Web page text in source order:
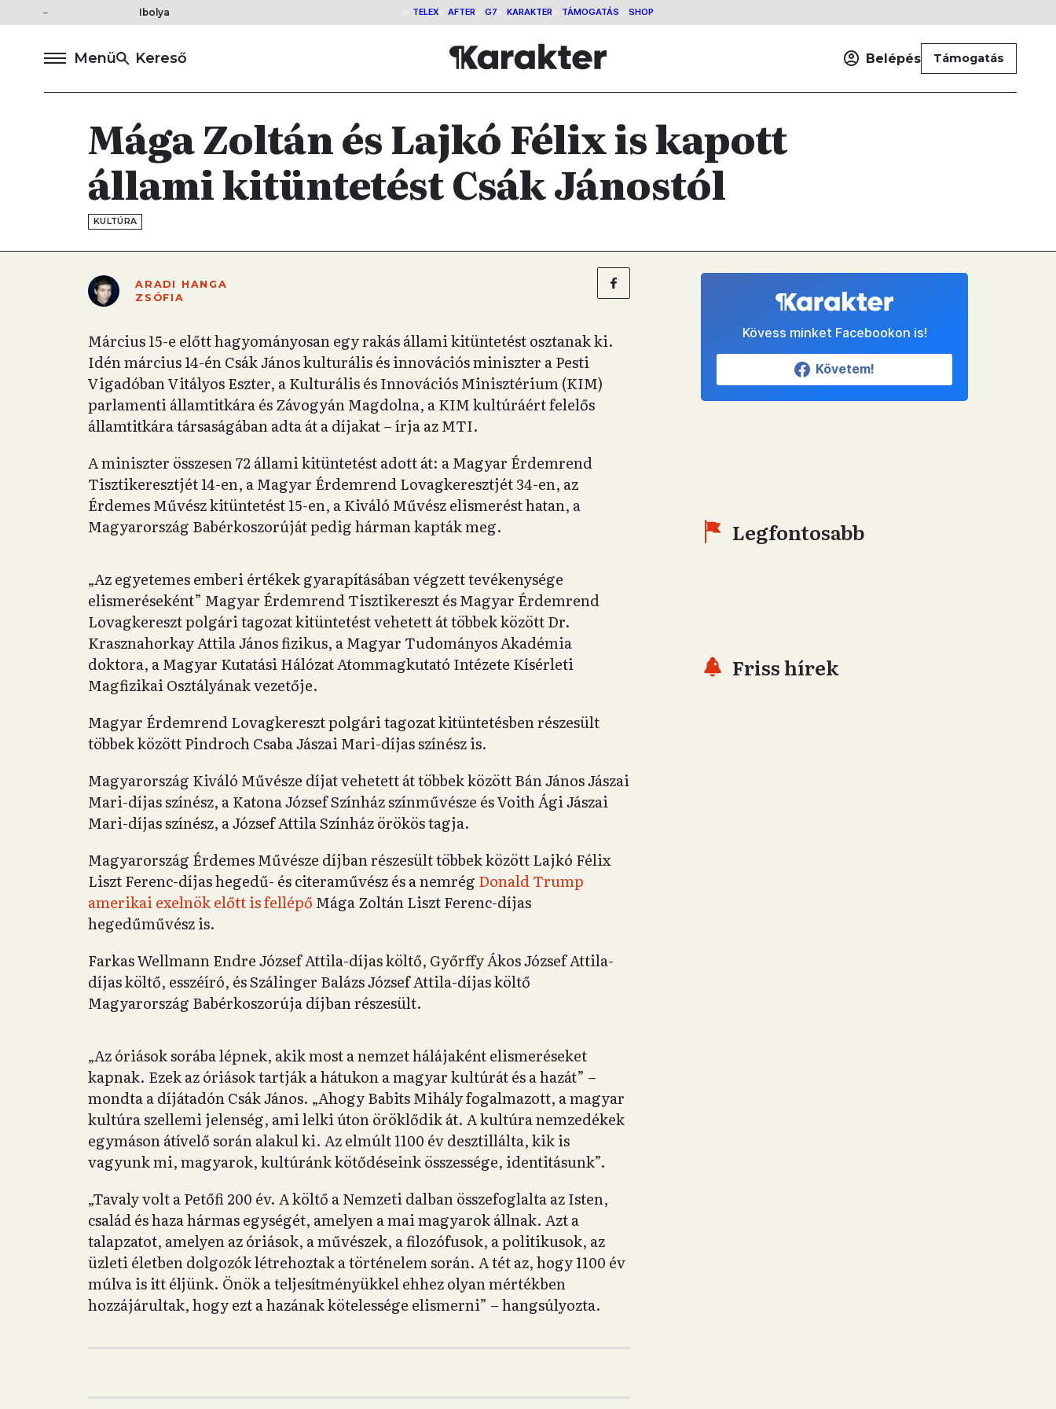
Ibolya TELEX AFTER G7 KARAKTER TÁMOGATÁS SHOP
Menü Kereső Belépés Támogatás
Mága Zoltán és Lajkó Félix is kapott
állami kitüntetést Csák Jánostól
KULTÚRA
ARADI HANGA
ZSÓFIA
Március 15-e előtt hagyományosan egy rakás állami kitüntetést osztanak ki.
Idén március 14-én Csák János kulturális és innovációs miniszter a Pesti
Vigadóban Vitályos Eszter, a Kulturális és Innovációs Minisztérium (KIM)
parlamenti államtitkára és Závogyán Magdolna, a KIM kultúráért felelős
államtitkára társaságában adta át a díjakat – írja az MTI.
A miniszter összesen 72 állami kitüntetést adott át: a Magyar Érdemrend
Tisztikeresztjét 14-en, a Magyar Érdemrend Lovagkeresztjét 34-en, az
Érdemes Művész kitüntetést 15-en, a Kiváló Művész elismerést hatan, a
Magyarország Babérkoszorúját pedig hárman kapták meg.
„Az egyetemes emberi értékek gyarapításában végzett tevékenysége
elismeréseként” Magyar Érdemrend Tisztikereszt és Magyar Érdemrend
Lovagkereszt polgári tagozat kitüntetést vehetett át többek között Dr.
Krasznahorkay Attila János fizikus, a Magyar Tudományos Akadémia
doktora, a Magyar Kutatási Hálózat Atommagkutató Intézete Kísérleti
Magfizikai Osztályának vezetője.
Magyar Érdemrend Lovagkereszt polgári tagozat kitüntetésben részesült
többek között Pindroch Csaba Jászai Mari-díjas színész is.
Magyarország Kiváló Művésze díjat vehetett át többek között Bán János Jászai
Mari-díjas színész, a Katona József Színház színművésze és Voith Ági Jászai
Mari-díjas színész, a József Attila Színház örökös tagja.
Magyarország Érdemes Művésze díjban részesült többek között Lajkó Félix
Liszt Ferenc-díjas hegedű- és citeraművész és a nemrég Donald Trump
amerikai exelnök előtt is fellépő Mága Zoltán Liszt Ferenc-díjas
hegedűművész is.
Farkas Wellmann Endre József Attila-díjas költő, Győrffy Ákos József Attila-
díjas költő, esszéíró, és Szálinger Balázs József Attila-díjas költő
Magyarország Babérkoszorúja díjban részesült.
„Az óriások sorába lépnek, akik most a nemzet hálájaként elismeréseket
kapnak. Ezek az óriások tartják a hátukon a magyar kultúrát és a hazát” –
mondta a díjátadón Csák János. „Ahogy Babits Mihály fogalmazott, a magyar
kultúra szellemi jelenség, ami lelki úton öröklődik át. A kultúra nemzedékek
egymáson átívelő során alakul ki. Az elmúlt 1100 év desztillálta, kik is
vagyunk mi, magyarok, kultúránk kötődéseink összessége, identitásunk”.
„Tavaly volt a Petőfi 200 év. A költő a Nemzeti dalban összefoglalta az Isten,
család és haza hármas egységét, amelyen a mai magyarok állnak. Azt a
talapzatot, amelyen az óriások, a művészek, a filozófusok, a politikusok, az
üzleti életben dolgozók létrehoztak a történelem során. A tét az, hogy 1100 év
múlva is itt éljünk. Önök a teljesítményükkel ehhez olyan mértékben
hozzájárultak, hogy ezt a hazának kötelessége elismerni” – hangsúlyozta.
Kövess minket Facebookon is!
Követem!
Legfontosabb
Friss hírek